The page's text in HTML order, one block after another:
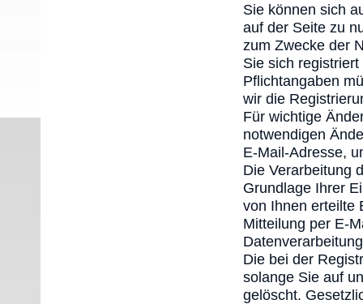
Sie können sich
auf der Seite zu
zum Zwecke der
Sie sich
Pflichtangaben
wir die
Für wichtige
notwendigen
E-Mail-Adresse,
Die Verarbeitung
Grundlage Ihrer
von Ihnen erteilte
Mitteilung per E-
Die bei der
solange Sie auf
gelöscht.